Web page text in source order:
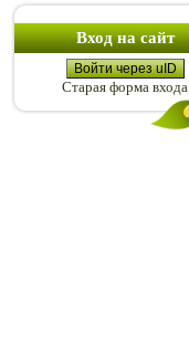
Вход на сайт
Войти через uID
Старая форма входа